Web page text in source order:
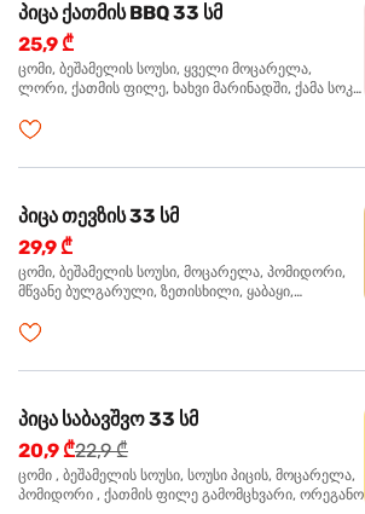
პიცა ქათმის BBQ 33 სმ
25,9 ₾
ცომი, ბეშამელის სოუსი, ყველი მოცარელა,
ლორი, ქათმის ფილე, ხახვი მარინადში, ქამა სოკო
პიცა თევზის 33 სმ
29,9 ₾
ცომი, ბეშამელის სოუსი, მოცარელა, პომიდორი,
მწვანე ბულგარული, ზეთისხილი, ყაბაყი,
ორეგანო
პიცა საბავშვო 33 სმ
20,9 ₾22,9 ₾
ცომი , ბეშამელის სოუსი, სოუსი პიცის, მოცარელა,
პომიდორი , ქათმის ფილე გამომცხვარი, ორეგანო